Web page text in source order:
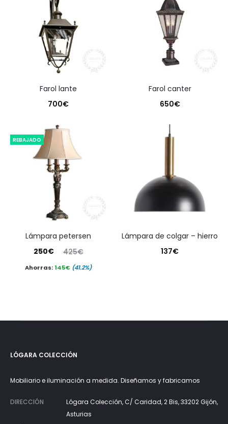
farol lante
700€
farol canter
650€
REBAJADO
lámpara petersen
425€
El
precio
250€
precioAhorras:145€ (41.2%)
lámpara de colgar – hierro
137€
LÓGARA COLECCIÓN
Mobiliario e iluminación a medida. Diseñamos y fabricamos
DIRECCIÓN
Lógara Colección, C/ Caridad, 2 Bis, 33202 Gijón,
Asturias